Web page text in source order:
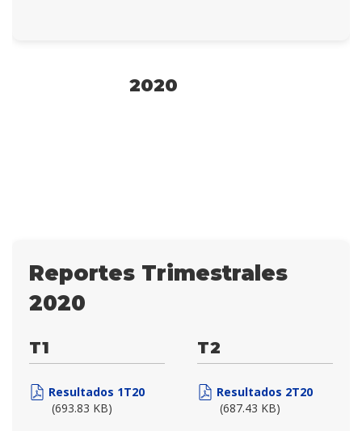
2020
Reportes Trimestrales
2020
T1
Resultados 1T20
(693.83 KB)
T2
Resultados 2T20
(687.43 KB)